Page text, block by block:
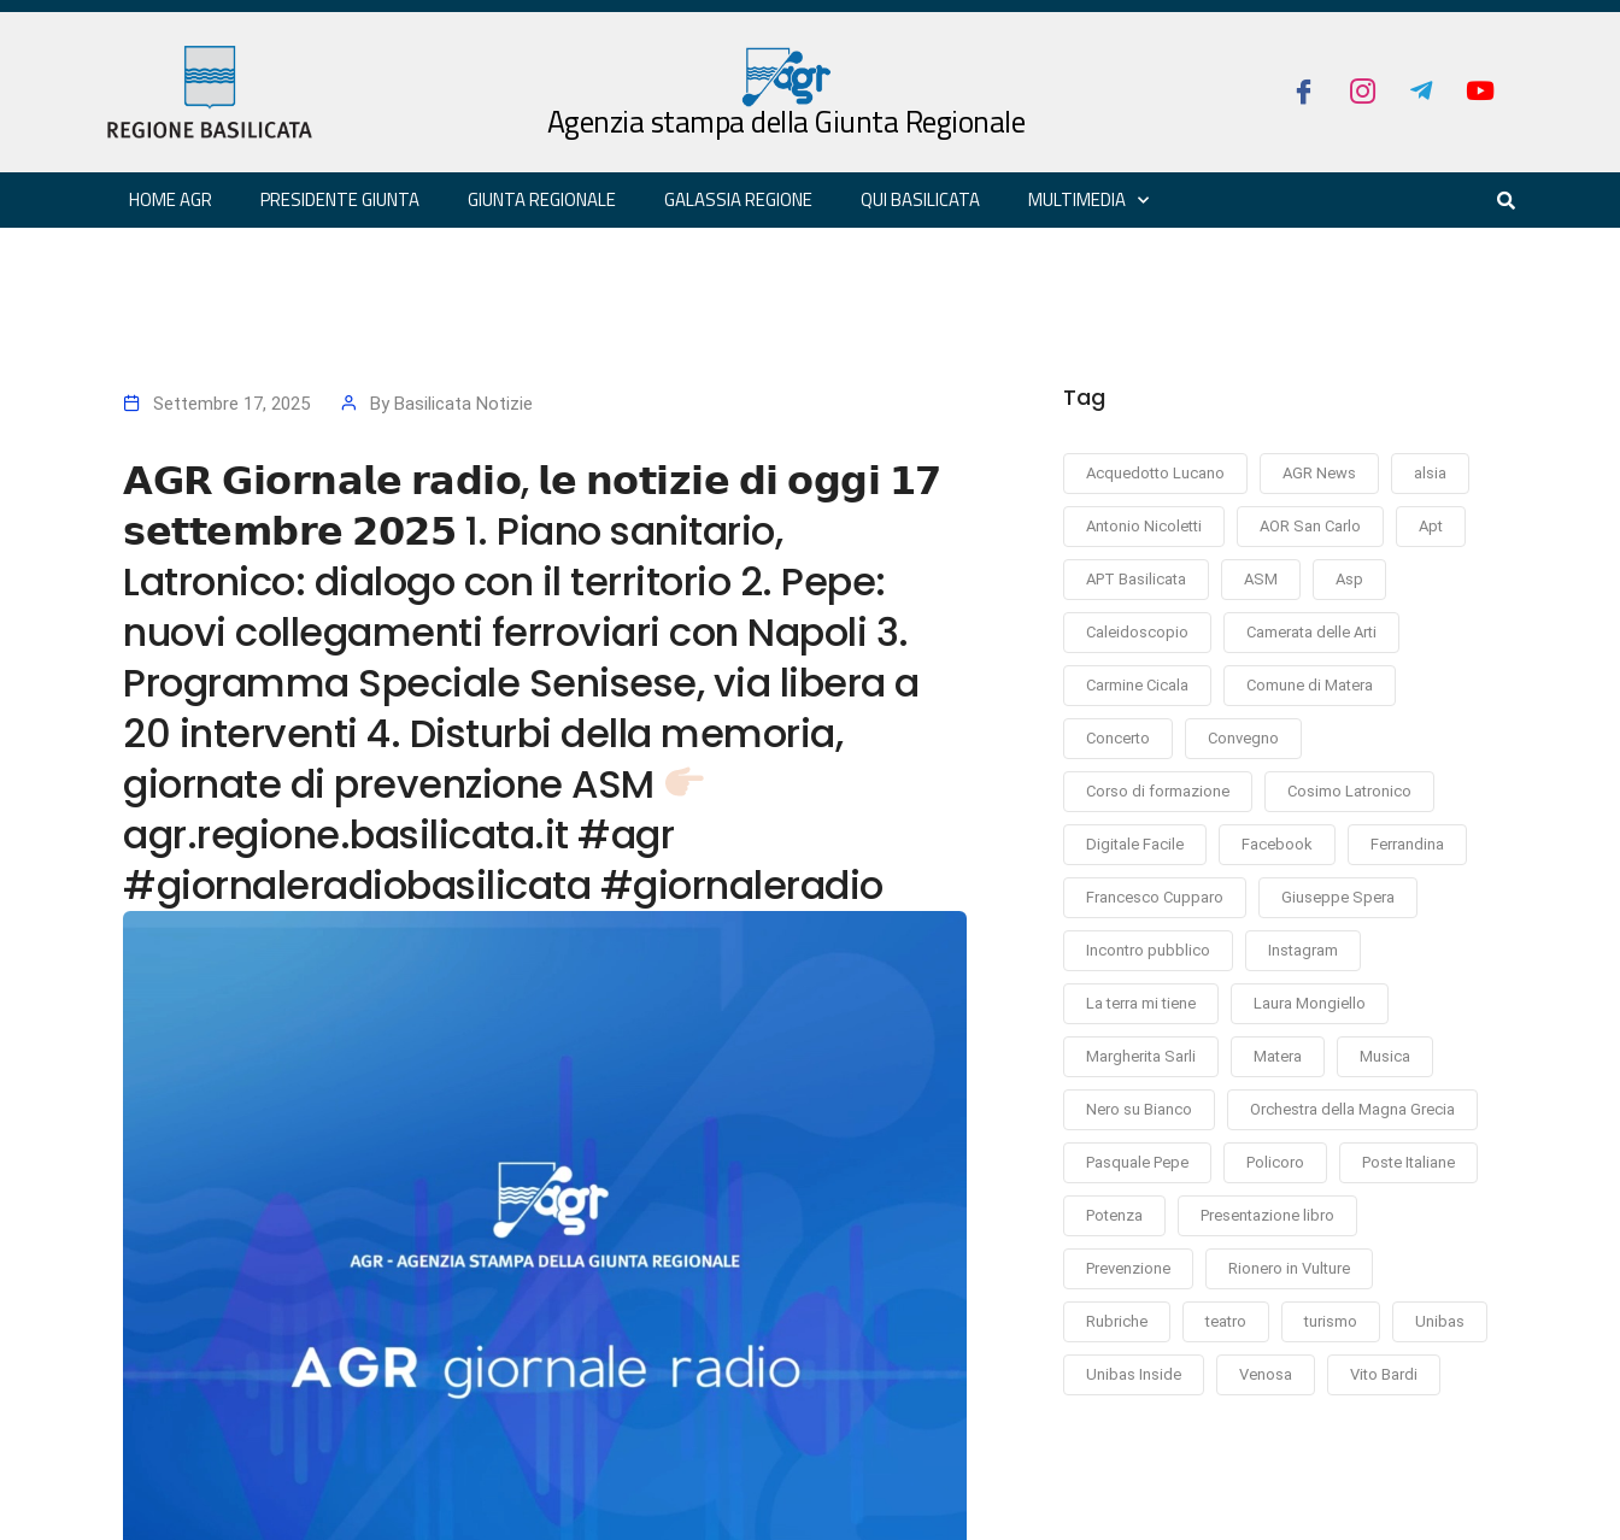
Agenzia stampa della Giunta Regionale
HOME AGR PRESIDENTE GIUNTA GIUNTA REGIONALE GALASSIA REGIONE QUI BASILICATA MULTIMEDIA
Settembre 17, 2025 By Basilicata Notizie
𝗔𝗚𝗥 𝗚𝗶𝗼𝗿𝗻𝗮𝗹𝗲 𝗿𝗮𝗱𝗶𝗼, 𝗹𝗲 𝗻𝗼𝘁𝗶𝘇𝗶𝗲 𝗱𝗶 𝗼𝗴𝗴𝗶 𝟭𝟳
𝘀𝗲𝘁𝘁𝗲𝗺𝗯𝗿𝗲 𝟮𝟬𝟮𝟱 1. Piano sanitario,
Latronico: dialogo con il territorio 2. Pepe:
nuovi collegamenti ferroviari con Napoli 3.
Programma Speciale Senisese, via libera a
20 interventi 4. Disturbi della memoria,
giornate di prevenzione ASM
agr.regione.basilicata.it #agr
#giornaleradiobasilicata #giornaleradio
Tag
Acquedotto Lucano AGR News alsia
Antonio Nicoletti AOR San Carlo Apt
APT Basilicata ASM Asp
Caleidoscopio Camerata delle Arti
Carmine Cicala Comune di Matera
Concerto Convegno
Corso di formazione Cosimo Latronico
Digitale Facile Facebook Ferrandina
Francesco Cupparo Giuseppe Spera
Incontro pubblico Instagram
La terra mi tiene Laura Mongiello
Margherita Sarli Matera Musica
Nero su Bianco Orchestra della Magna Grecia
Pasquale Pepe Policoro Poste Italiane
Potenza Presentazione libro
Prevenzione Rionero in Vulture
Rubriche teatro turismo Unibas
Unibas Inside Venosa Vito Bardi